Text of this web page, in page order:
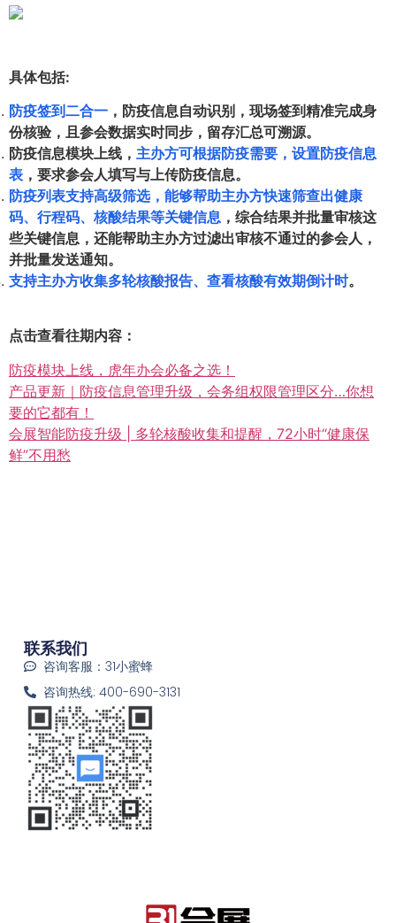
具体包括:
防疫签到二合一 ，防疫信息自动识别，现场签到精准完成身
份核验，且参会数据实时同步，留存汇总可溯源。
防疫信息模块上线， 主办方可根据防疫需要，设置防疫信息
表 ，要求参会人填写与上传防疫信息。
防疫列表支持高级筛选，能够帮助主办方快速筛查出健康
码、行程码、核酸结果等关键信息 ，综合结果并批量审核这
些关键信息，还能帮助主办方过滤出审核不通过的参会人，
并批量发送通知。
支持主办方收集多轮核酸报告、查看核酸有效期倒计时。
点击查看往期内容：
防疫模块上线，虎年办会必备之选！
产品更新｜防疫信息管理升级，会务组权限管理区分…你想
要的它都有！
会展智能防疫升级 | 多轮核酸收集和提醒，72小时“健康保
鲜”不用愁
联系我们
咨询客服：31小蜜蜂
咨询热线: 400-690-3131